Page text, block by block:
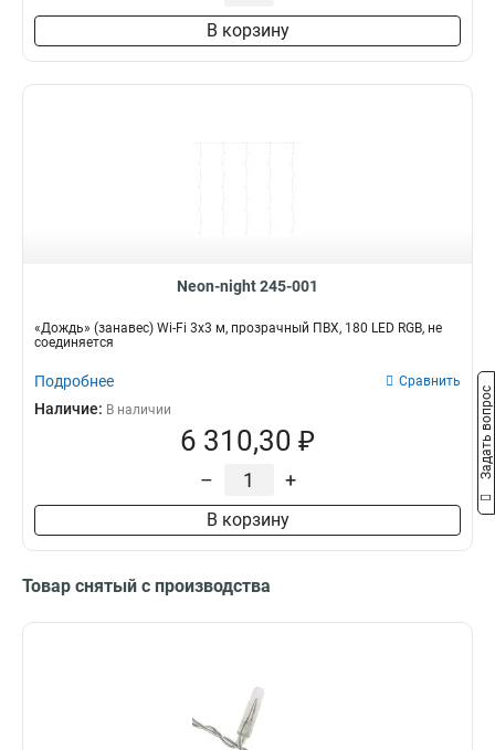
В корзину
Neon-night 245-001
«Дождь» (занавес) Wi-Fi 3х3 м, прозрачный ПВХ, 180 LED RGB, не
соединяется
Подробнее Сравнить
Наличие: В наличии
6 310,30 ₽
– +
В корзину
Товар снятый с производства
Задать вопрос